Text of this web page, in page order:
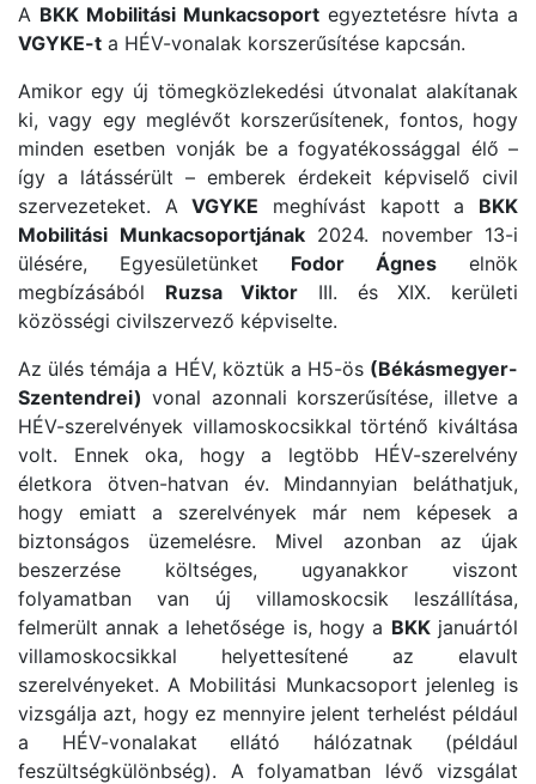
A BKK Mobilitási Munkacsoport egyeztetésre hívta a
VGYKE-t a HÉV-vonalak korszerűsítése kapcsán.
Amikor egy új tömegközlekedési útvonalat alakítanak
ki, vagy egy meglévőt korszerűsítenek, fontos, hogy
minden esetben vonják be a fogyatékossággal élő –
így a látássérült – emberek érdekeit képviselő civil
szervezeteket. AVGYKE meghívást kapott a BKK
Mobilitási Munkacsoportjának2024. november 13-i
ülésére, Egyesületünket Fodor Ágnes elnök
megbízásából Ruzsa Viktor III. és XIX. kerületi
közösségi civilszervező képviselte.
Az ülés témája a HÉV, köztük a H5-ös (Békásmegyer-
Szentendrei) vonal azonnali korszerűsítése, illetve a
HÉV-szerelvények villamoskocsikkal történő kiváltása
volt. Ennek oka, hogy a legtöbb HÉV-szerelvény
életkora ötven-hatvan év. Mindannyian beláthatjuk,
hogy emiatt a szerelvények már nem képesek a
biztonságos üzemelésre. Mivel azonban az újak
beszerzése költséges, ugyanakkor viszont
folyamatban van új villamoskocsik leszállítása,
felmerült annak a lehetősége is, hogy a BKKjanuártól
villamoskocsikkal helyettesítené az elavult
szerelvényeket. A Mobilitási Munkacsoport jelenleg is
vizsgálja azt, hogy ez mennyire jelent terhelést például
a HÉV-vonalakat ellátó hálózatnak (például
feszültségkülönbség). A folyamatban lévő vizsgálat